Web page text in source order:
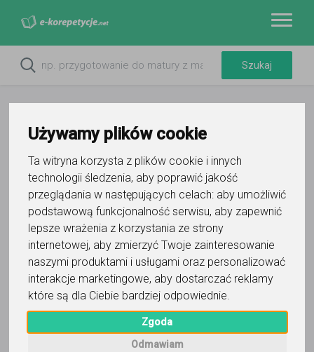
Używamy plików cookie
Ta witryna korzysta z plików cookie i innych
technologii śledzenia, aby poprawić jakość
przeglądania w następujących celach: aby umożliwić
podstawową funkcjonalność serwisu, aby zapewnić
lepsze wrażenia z korzystania ze strony
internetowej, aby zmierzyć Twoje zainteresowanie
naszymi produktami i usługami oraz personalizować
interakcje marketingowe, aby dostarczać reklamy
które są dla Ciebie bardziej odpowiednie
Zgoda
Odmawiam
Do ulubionych
Oznacz wystąpienie kontaktu